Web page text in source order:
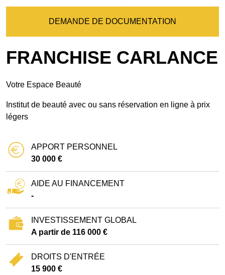
DEMANDE DE DOCUMENTATION
FRANCHISE CARLANCE
Votre Espace Beauté
Institut de beauté avec ou sans réservation en ligne à prix
légers
APPORT PERSONNEL
30 000 €
AIDE AU FINANCEMENT
-
INVESTISSEMENT GLOBAL
A partir de 116 000 €
DROITS D'ENTRÉE
15 900 €